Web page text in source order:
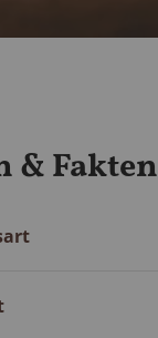
& Fakten